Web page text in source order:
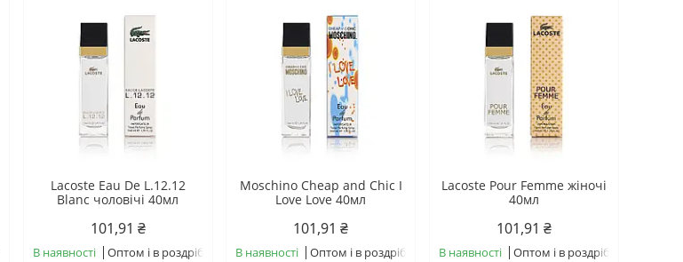
Lacoste Eau De L.12.12
Blanc чоловічі 40мл
101,91 ₴
В наявності
Оптом і в роздріб
Moschino Cheap and Chic I
Love Love 40мл
101,91 ₴
В наявності
Оптом і в роздріб
Lacoste Pour Femme жіночі
40мл
101,91 ₴
В наявності
Оптом і в роздріб